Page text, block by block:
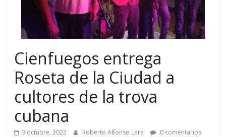
Cienfuegos entrega
Roseta de la Ciudad a
cultores de la trova
cubana
3 octubre, 2022 Roberto Alfonso Lara 0 comentarios